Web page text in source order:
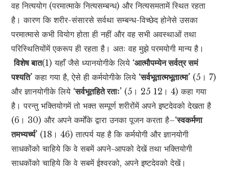
वह नित्ययोग (परमात्माके नित्यसम्बन्ध) और नित्यसमतामें स्थित रहता
है। कारण कि शरीर-संसारसे सर्वथा सम्बन्ध-विच्छेद होनेसे उसका
परमात्मासे कभी वियोग होता ही नहीं और वह सभी अवस्थाओं तथा
परिस्थितियोंमें एकरूप ही रहता है। अतः वह मुझे परमयोगी मान्य है।
विशेष बात(1) यहाँ जैसे ध्यानयोगीके लिये ‘आत्मौपम्येन सर्वत्र समं
पश्यति’ कहा गया है, ऐसे ही कर्मयोगीके लिये ‘सर्वभूतात्मभूतात्मा’ (5। 7)
और ज्ञानयोगीके लिये ‘सर्वभूतहिते रताः’ (5। 25 12। 4) कहा गया
है। परन्तु भक्तियोगमें तो भक्त सम्पूर्ण शरीरोंमें अपने इष्टदेवको देखता है
(6। 30) और अपने कर्मोंके द्वारा उनका पूजन करता है–‘स्वकर्मणा
तमभ्यर्च्य’ (18। 46) तात्पर्य यह है कि कर्मयोगी और ज्ञानयोगी
साधकोंको चाहिये कि वे सबमें अपने-आपको देखें तथा भक्तियोगी
साधकोंको चाहिये कि वे सबमें ईश्वरको, अपने इष्टदेवको देखें।